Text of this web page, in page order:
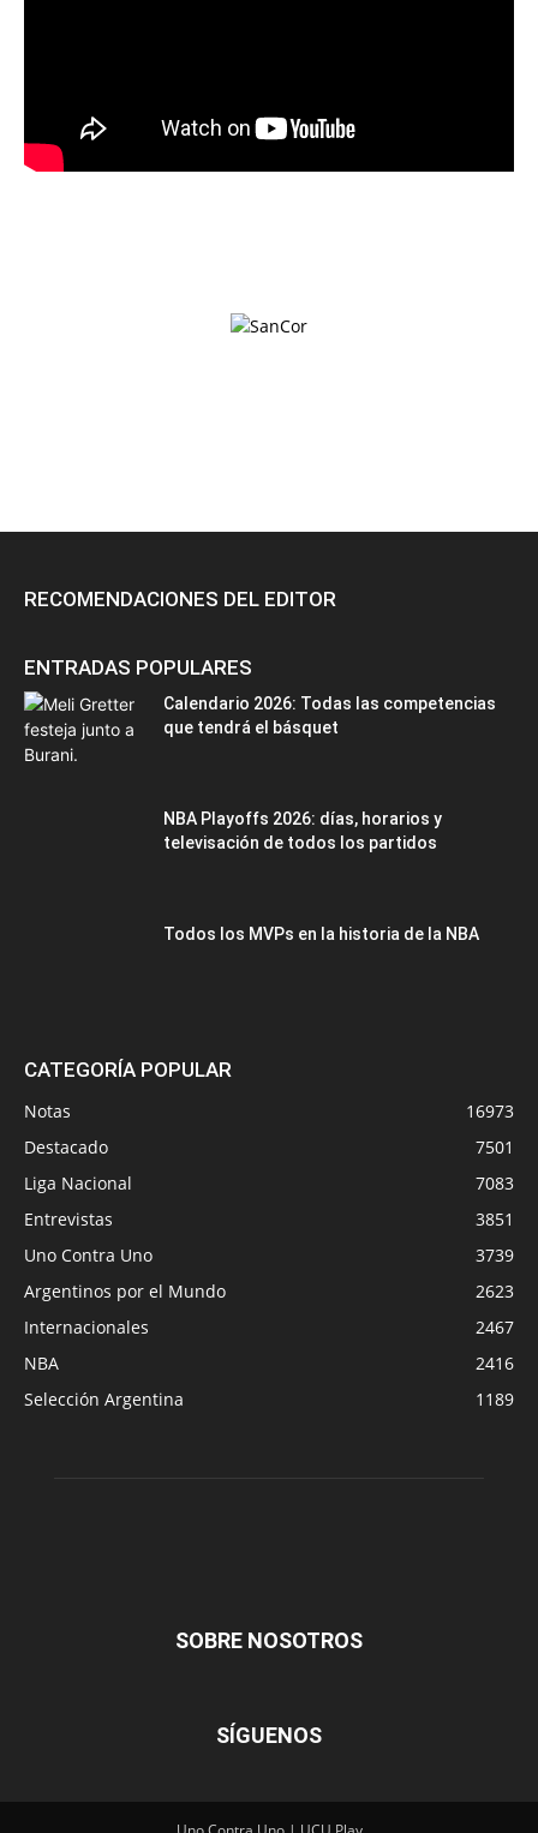
RECOMENDACIONES DEL EDITOR
ENTRADAS POPULARES
Calendario 2026: Todas las competencias
que tendrá el básquet
NBA Playoffs 2026: días, horarios y
televisación de todos los partidos
Todos los MVPs en la historia de la NBA
CATEGORÍA POPULAR
Notas
16973
Destacado
7501
Liga Nacional
7083
Entrevistas
3851
Uno Contra Uno
3739
Argentinos por el Mundo
2623
Internacionales
2467
NBA
2416
Selección Argentina
1189
SOBRE NOSOTROS
SÍGUENOS